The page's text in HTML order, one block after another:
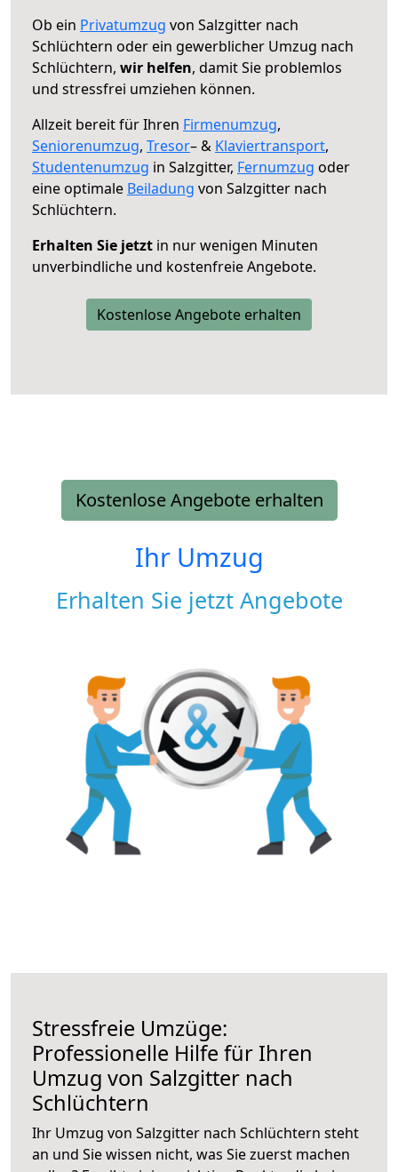
Ob ein Privatumzug von Salzgitter nach
Schlüchtern oder ein gewerblicher Umzug nach
Schlüchtern, wir helfen, damit Sie problemlos
und stressfrei umziehen können.
Allzeit bereit für Ihren Firmenumzug,
Seniorenumzug, Tresor– & Klaviertransport,
Studentenumzug in Salzgitter, Fernumzug oder
eine optimale Beiladung von Salzgitter nach
Schlüchtern.
Erhalten Sie jetzt in nur wenigen Minuten
unverbindliche und kostenfreie Angebote.
Kostenlose Angebote erhalten
Kostenlose Angebote erhalten
Ihr Umzug
Erhalten Sie jetzt Angebote
Stressfreie Umzüge:
Professionelle Hilfe für Ihren
Umzug von Salzgitter nach
Schlüchtern
Ihr Umzug von Salzgitter nach Schlüchtern steht
an und Sie wissen nicht, was Sie zuerst machen